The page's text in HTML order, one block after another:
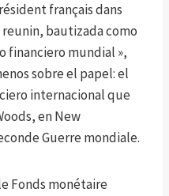
français dans
reunin, bautizada como
financiero mundial »,
sobre el papel: el
internacional que
en New
Guerre mondiale.
Fonds monétaire